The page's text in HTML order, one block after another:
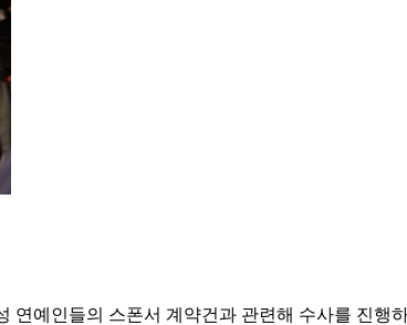
연예인들의 스폰서 계약건과 관련해 수사를 진행